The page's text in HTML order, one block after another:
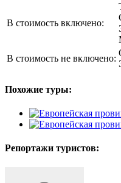
В стоимость включено:
В стоимость не включено:
Похожие туры:
Репортажи туристов: